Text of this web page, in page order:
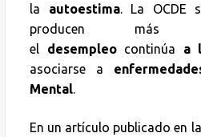
la autoestima. La OCDE
producen más
el desempleocontinúa a
asociarse a
Mental.
En un artículo publicado en